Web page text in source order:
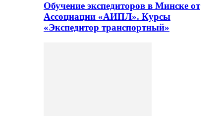
Обучение экспедиторов в Минске от
Ассоциации «АИПЛ». Курсы
«Экспедитор транспортный»